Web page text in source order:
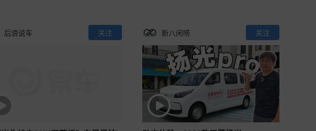
后浪说车 关注 新八闲唠 关注